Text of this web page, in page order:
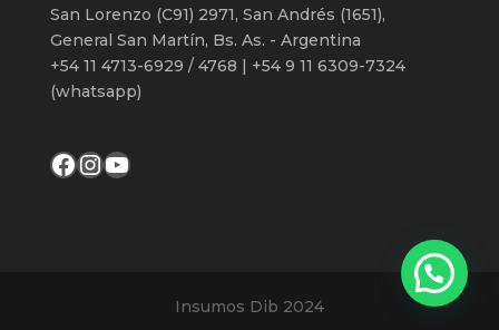
San Lorenzo (C91) 2971, San Andrés (1651),
General San Martín, Bs. As. - Argentina
+54 11 4713-6929 / 4768 | +54 9 11 6309-7324
(whatsapp)
Facebook
Instagram
YouTube
Insumos Dib 2024